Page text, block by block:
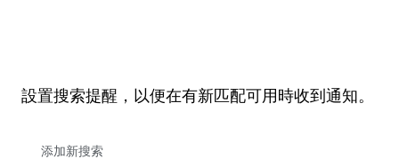
設置搜索提醒，以便在有新匹配可用時收到通知。